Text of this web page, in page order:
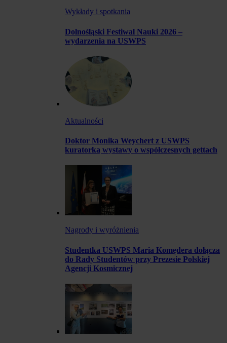
Wykłady i spotkania
Dolnośląski Festiwal Nauki 2026 –
wydarzenia na USWPS
Aktualności
Doktor Monika Weychert z USWPS
kuratorką wystawy o współczesnych gettach
Nagrody i wyróżnienia
Studentka USWPS Maria Komędera dołącza
do Rady Studentów przy Prezesie Polskiej
Agencji Kosmicznej